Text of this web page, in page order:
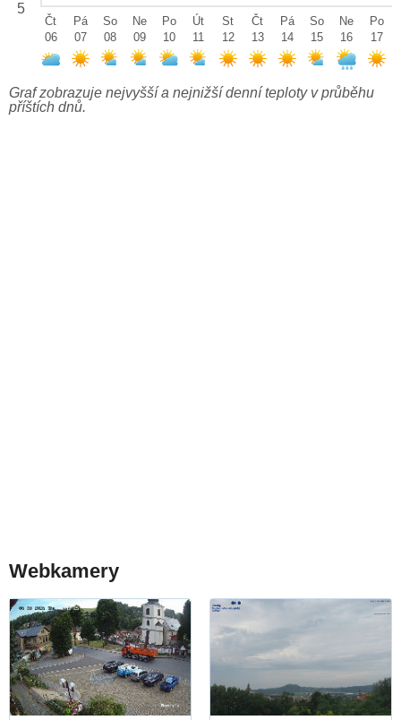
5
Čt
06
Pá
07
So
08
Ne
09
Po
10
Út
11
St
12
Čt
13
Pá
14
So
15
Ne
16
Po
17
Graf zobrazuje nejvyšší a nejnižší denní teploty v průběhu
příštích dnů.
Webkamery